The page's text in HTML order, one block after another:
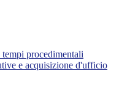
procedimentali
e acquisizione d'ufficio